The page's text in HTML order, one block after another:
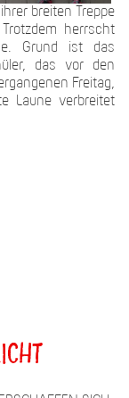
breiten Treppe
herrscht
Grund ist das
das vor den
Freitag,
Laune verbreitet